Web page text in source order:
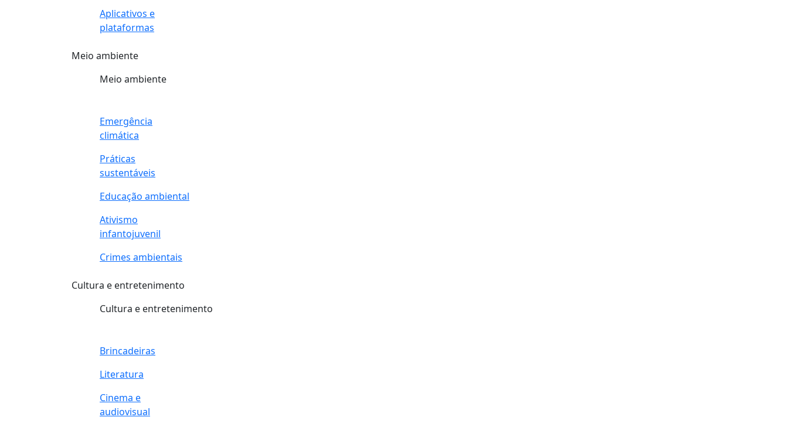
Aplicativos e
plataformas
Meio ambiente
Meio ambiente
Emergência
climática
Práticas
sustentáveis
Educação ambiental
Ativismo
infantojuvenil
Crimes ambientais
Cultura e entretenimento
Cultura e entretenimento
Brincadeiras
Literatura
Cinema e
audiovisual